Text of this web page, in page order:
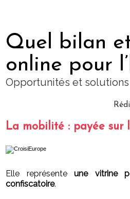
Quel bilan
online pour
Opportunités et
La mobilité : payée sur
Elle représente une vitrine
confiscatoire.